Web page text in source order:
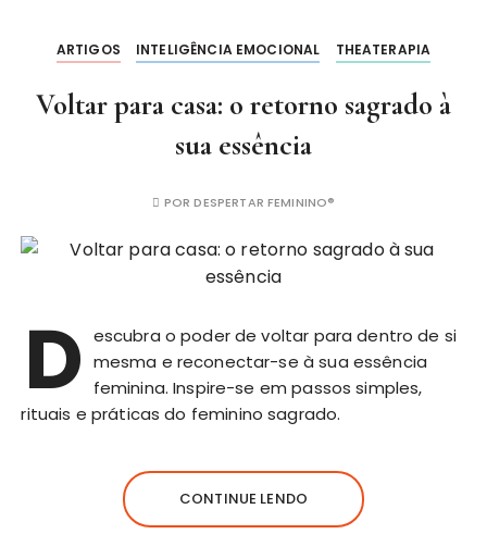
ARTIGOS INTELIGÊNCIA EMOCIONAL THEATERAPIA
Voltar para casa: o retorno sagrado à
sua essência
PORDESPERTAR FEMININO®
D escubra o poder de voltar para dentro de si
mesma e reconectar-se à sua essência
feminina. Inspire-se em passos simples,
rituais e práticas do feminino sagrado.
CONTINUE LENDO